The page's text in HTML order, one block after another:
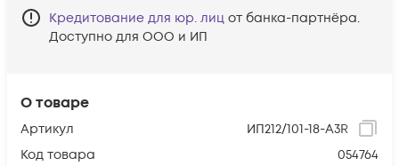
О товаре
Артикул
ИП212/101-18-А3R
Код товара
054764
Кредитование для юр. лиц от банка-партнёра.
Доступно для ООО и ИП